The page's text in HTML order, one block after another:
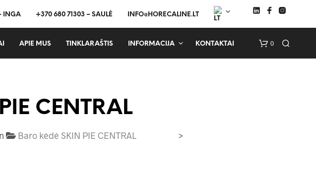
INGA +370 680 71303 – SAULĖ INFO@HORECALINE.LT
APIE MUS TINKLARAŠTIS INFORMACIJA KONTAKTAI 0
CENTRAL
Baro kėdė SKIN PIE CENTRAL >